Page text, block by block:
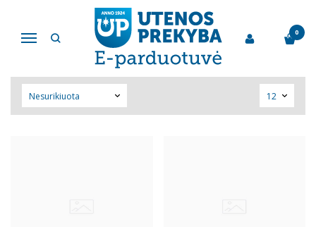
Navigacija
0
KITOS PREKĖS
Ne maisto prekės